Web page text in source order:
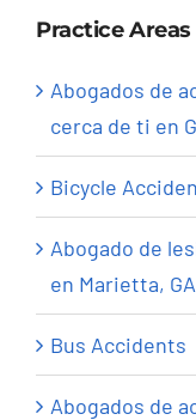
Practice Areas
Abogados de
cerca de ti en
Bicycle
Abogado de
en Marietta, GA
Bus Accidents
Abogados de